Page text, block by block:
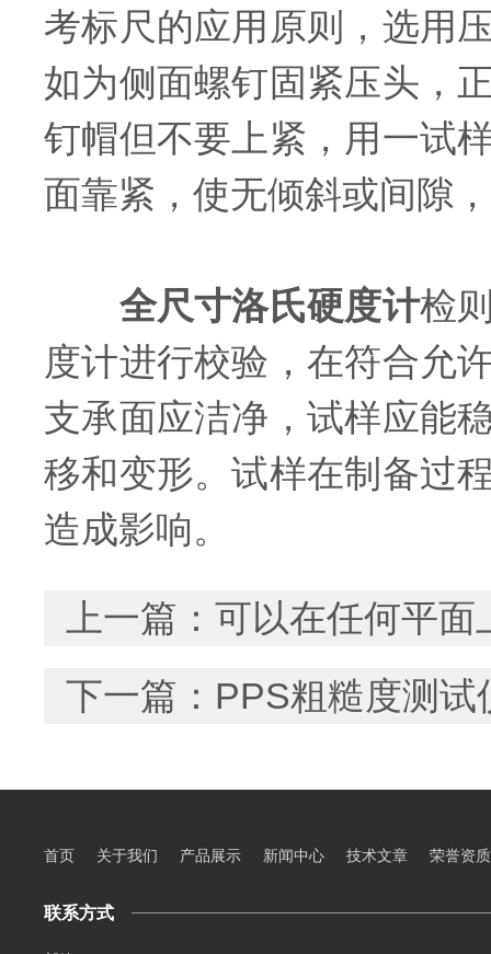
考标尺的应用原则，选用
如为侧面螺钉固紧压头，
钉帽但不要上紧，用一试
面靠紧，使无倾斜或间隙
全尺寸洛氏硬度计检
度计进行校验，在符合允
支承面应洁净，试样应能
移和变形。试样在制备过
造成影响。
上一篇： 可以在任何平面
下一篇： PPS粗糙度测
首页 关于我们 产品展示 新闻中心 技术文章 荣誉资质
联系方式